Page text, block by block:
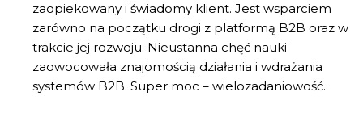
zaopiekowany i świadomy klient. Jest wsparciem
zarówno na początku drogi z platformą B2B oraz w
trakcie jej rozwoju. Nieustanna chęć nauki
zaowocowała znajomością działania i wdrażania
systemów B2B. Super moc – wielozadaniowość.